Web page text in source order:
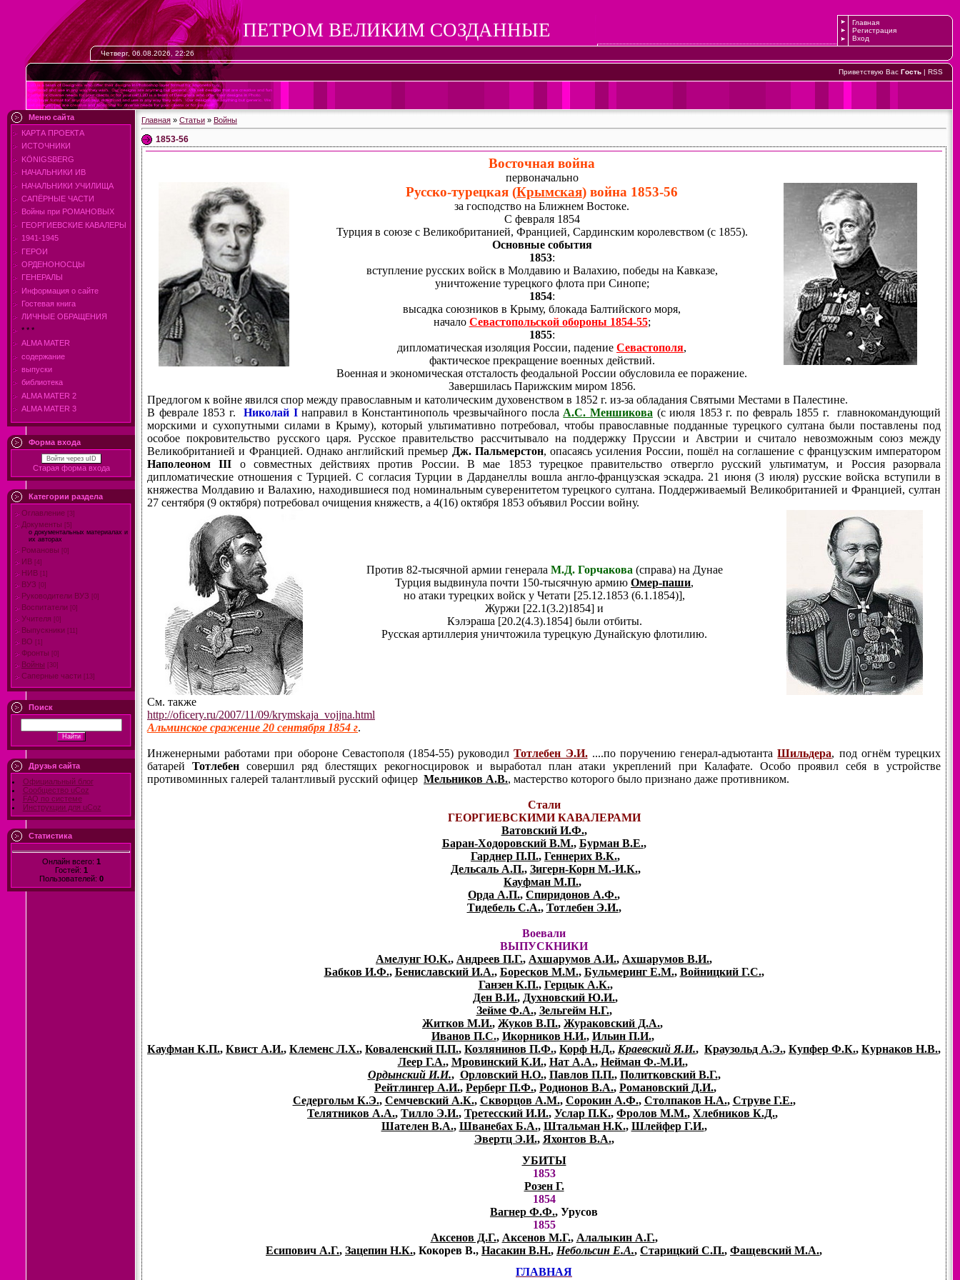
ПЕТРОМ ВЕЛИКИМ СОЗДАННЫЕ
Главная
Регистрация
Вход
Четверг, 06.08.2026, 22:26
Приветствую Вас Гость | RSS
Меню сайта
КАРТА ПРОЕКТА
ИСТОЧНИКИ
KÖNIGSBERG
НАЧАЛЬНИКИ ИВ
НАЧАЛЬНИКИ УЧИЛИЩА
САПЁРНЫЕ ЧАСТИ
Войны при РОМАНОВЫХ
ГЕОРГИЕВСКИЕ КАВАЛЕРЫ
1941-1945
ГЕРОИ
ОРДЕНОНОСЦЫ
ГЕНЕРАЛЫ
Информация о сайте
Гостевая книга
ЛИЧНЫЕ ОБРАЩЕНИЯ
* * *
ALMA MATER
содержание
выпуски
библиотека
ALMA MATER 2
ALMA MATER 3
Форма входа
Войти через uID
Старая форма входа
Категории раздела
Оглавление
[3]
Документы
[5]
о документальных материалах и
их авторах
Романовы [0]
ИВ [4]
НИВ [1]
ВУЗ [0]
Руководители ВУЗ [0]
Воспитатели [0]
Учителя [0]
Выпускники [11]
ВО [1]
Фронты [0]
Войны [30]
Саперные части [13]
Поиск
Друзья сайта
Официальный блог
Сообщество uCoz
FAQ по системе
Инструкции для uCoz
Статистика
Онлайн всего: 1
Гостей: 1
Пользователей: 0
Главная » Статьи » Войны
1853-56
Восточная война
первоначально
Русско-турецкая (Крымская) война 1853-56
за господство на Ближнем Востоке.
С февраля 1854
Турция в союзе с Великобританией, Францией, Сардинским королевством (с 1855).
Основные события
1853:
вступление русских войск в Молдавию и Валахию, победы на Кавказе,
уничтожение турецкого флота при Синопе;
1854:
высадка союзников в Крыму, блокада Балтийского моря,
начало Севастопольской обороны 1854-55;
1855:
дипломатическая изоляция России, падение Севастополя,
фактическое прекращение военных действий.
Военная и экономическая отсталость феодальной России обусловила ее поражение.
Завершилась Парижским миром 1856.
Предлогом к войне явился спор между православным и католическим духовенством в 1852 г. из-за обладания Святыми Местами в Палестине.
В феврале 1853 г.Николай Iнаправил в Константинополь чрезвычайного посла А.С. Меншикова (с июля 1853 г. по февраль 1855 г. главнокомандующий
морскими и сухопутными силами в Крыму), который ультимативно потребовал, чтобы православные подданные турецкого султана были поставлены под
особое покровительство русского царя. Русское правительство рассчитывало на поддержку Пруссии и Австрии и считало невозможным союз между
Великобританией и Францией. Однако английский премьер Дж. Пальмерстон, опасаясь усиления России, пошёл на соглашение с французским императором
Наполеоном III о совместных действиях против России. В мае 1853 турецкое правительство отвергло русский ультиматум, и Россия разорвала
дипломатические отношения с Турцией. С согласия Турции в Дарданеллы вошла англо-французская эскадра. 21 июня (3 июля) русские войска вступили в
княжества Молдавию и Валахию, находившиеся под номинальным суверенитетом турецкого султана. Поддерживаемый Великобританией и Францией, султан
27 сентября (9 октября) потребовал очищения княжеств, а 4(16) октября 1853 объявил России войну.
Против 82-тысячной армии генерала М.Д. Горчакова (справа) на Дунае
Турция выдвинула почти 150-тысячную армию Омер-паши,
но атаки турецких войск у Четати [25.12.1853 (6.1.1854)],
Журжи [22.1(3.2)1854] и
Кэлэраша [20.2(4.3).1854] были отбиты.
Русская артиллерия уничтожила турецкую Дунайскую флотилию.
См. также
http://oficery.ru/2007/11/09/krymskaja_vojjna.html
Альминское сражение 20 сентября 1854 г.
Инженерными работами при обороне Севастополя (1854-55) руководилТотлебен Э.И.....по поручению генерал-адъютантаШильдера, под огнём турецких
батарей Тотлебенсовершил ряд блестящих рекогносцировок и выработал план атаки укреплений при Калафате. Особо проявил себя в устройстве
противоминных галерей талантливый русский офицер Мельников А.В., мастерство которого было признано даже противником.
Стали
ГЕОРГИЕВСКИМИ КАВАЛЕРАМИ
Ватовский И.Ф.,
Баран-Ходоровский В.М., Бурман В.Е.,
Гарднер П.П., Геннерих В.К.,
Дельсаль А.П., Зигерн-Корн М.-И.К.,
Кауфман М.П.,
Орда А.П., Спиридонов А.Ф.,
Тидебель С.А., Тотлебен Э.И.,
Воевали
ВЫПУСКНИКИ
Амелунг Ю.К., Андреев П.Г., Ахшарумов А.И., Ахшарумов В.И.,
Бабков И.Ф., Бениславский И.А., Боресков М.М., Бульмеринг Е.М., Войницкий Г.С.,
Ганзен К.П., Герцык А.К.,
Ден В.И., Духновский Ю.И.,
Зейме Ф.А., Зельгейм Н.Г.,
Житков М.И., Жуков В.П., Жураковский Д.А.,
Иванов П.С., Икорников Н.И., Ильин П.И.,
Кауфман К.П., Квист А.И., Клеменс Л.Х., Коваленский П.П., Козлянинов П.Ф., Корф Н.Д., Краевский Я.И., Краузольд А.Э., Купфер Ф.К., Курнаков Н.В.,
Леер Г.А., Мровинский К.И., Нат А.А., Нейман Ф.-М.И.,
Ордынский И.И., Орловский Н.О., Павлов П.П., Политковский В.Г.,
Рейтлингер А.И., Рерберг П.Ф., Родионов В.А., Романовский Д.И.,
Седергольм К.Э., Семчевский А.К., Скворцов А.М., Сорокин А.Ф., Столпаков Н.А., Струве Г.Е.,
Телятников А.А., Тилло Э.И., Третесский И.И., Услар П.К., Фролов М.М., Хлебников К.Д.,
Шателен В.А., Шванебах Б.А., Штальман Н.К., Шлейфер Г.И.,
Эвертц Э.И., Яхонтов В.А.,
УБИТЫ
1853
Розен Г.
1854
Вагнер Ф.Ф., Урусов
1855
Аксенов Д.Г., Аксенов М.Г., Алалыкин А.Г.,
Есипович А.Г., Зацепин Н.К., Кокорев В., Насакин В.Н., Небольсин Е.А., Старицкий С.П., Фащевский М.А.,
ГЛАВНАЯ